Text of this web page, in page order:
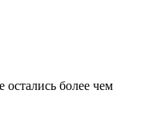
более чем